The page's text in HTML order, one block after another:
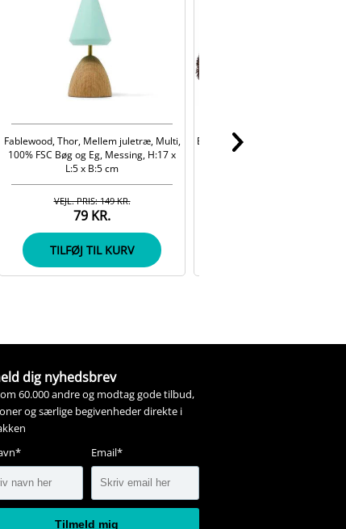
Fablewood, Thor, Mellem juletræ, Multi,
100% FSC Bøg og Eg, Messing, H:17 x
L:5 x B:5 cm
79 KR.
VEJL. PRIS: 149 KR.
TILFØJ TIL KURV
Edelweiss, Naturkugle, Natur, 2
dig nyhedsbrev
60.000 andre og modtag gode tilbud,
og særlige begivenheder direkte i
Email*
Tilmeld mig